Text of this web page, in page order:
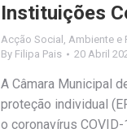
Instituições
Acção Social Ambiente e
By Filipa Pais 20 Abril
A Câmara Municipal
proteção individual
o coronavírus